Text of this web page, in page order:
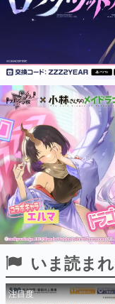
ピックア
電ファミのいま読ま
アプリセール情報
インタビュー
連載・特
殿堂入
SNS拡散
ど。多く
事をまと
いま読ま
注目度